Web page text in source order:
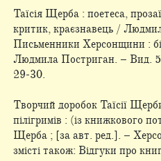
Таїсія Щерба : поетеса,
критик, краєзнавець /
Письменники Херсонщини :
Людмила Постриган. – Вид.
29-30.
Творчий доробок Таїсії
пілігримів : (із книжкового
Щерба ; [за авт. ред.]. –
змісті також: Відгуки про